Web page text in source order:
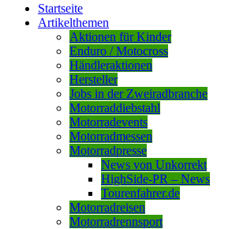
Startseite
Artikelthemen
Aktionen für Kinder
Enduro / Motocross
Händleraktionen
Hersteller
Jobs in der Zweiradbranche
Motorraddiebstahl
Motorradevents
Motorradmessen
Motorradpresse
News von Unkorrekt
HighSide-PR – News
Tourenfahrer.de
Motorradreisen
Motorradrennsport